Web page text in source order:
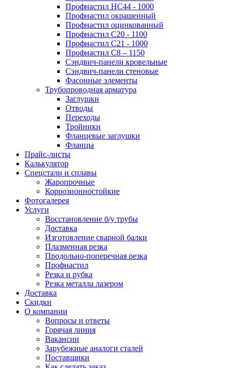
Профнастил НС44 - 1000
Профнастил окрашенный
Профнастил оцинкованный
Профнастил С20 - 1100
Профнастил С21 - 1000
Профнастил С8 – 1150
Сэндвич-панели кровельные
Сэндвич-панели стеновые
Фасонные элементы
Трубопроводная арматура
Заглушки
Отводы
Переходы
Тройники
Фланцевые заглушки
Фланцы
Прайс-листы
Калькулятор
Спецстали и сплавы
Жаропрочные
Коррозионностойкие
Фотогалерея
Услуги
Восстановление б/у трубы
Доставка
Изготовление сварной балки
Плазменная резка
Продольно-поперечная резка
Профнастил
Резка и рубка
Резка металла лазером
Доставка
Скидки
О компании
Вопросы и ответы
Горячая линия
Вакансии
Зарубежные аналоги сталей
Поставщики